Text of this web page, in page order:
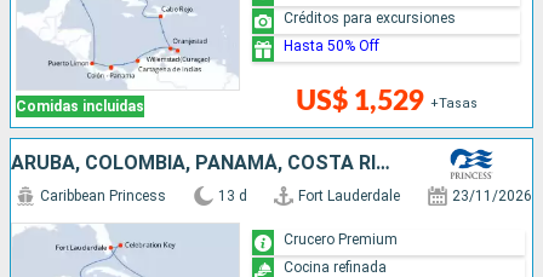
Comidas incluidas US$ 1,529 +Tasas
Créditos para excursiones
Hasta 50% Off
ARUBA, COLOMBIA, PANAMÁ, COSTA RICA, BAHAMAS, ESTADOS UNIDOS
Caribbean Princess 13 d Fort Lauderdale 23/11/2026
Crucero Premium
Cocina refinada